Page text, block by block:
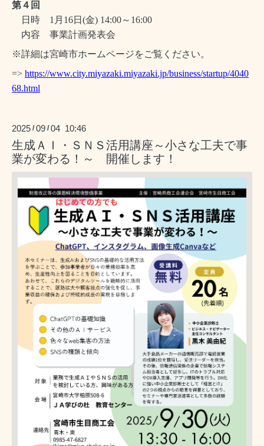
第４回
日時 1月16日(金) 14:00～16:00
内容 事業計画発表会
※詳細は宮崎市ホームページをご覧ください。
=> https://www.city.miyazaki.miyazaki.jp/business/startup/4040
68.html
2025 /09 /04 10:46
生成ＡＩ・ＳＮＳ活用講座～小さな工夫で事
業が変わる！～ 開催します！